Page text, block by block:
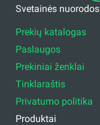
Svetainės nuorodos
Prekių katalogas
Paslaugos
Prekiniai ženklai
Tinklaraštis
Privatumo politika
Produktai